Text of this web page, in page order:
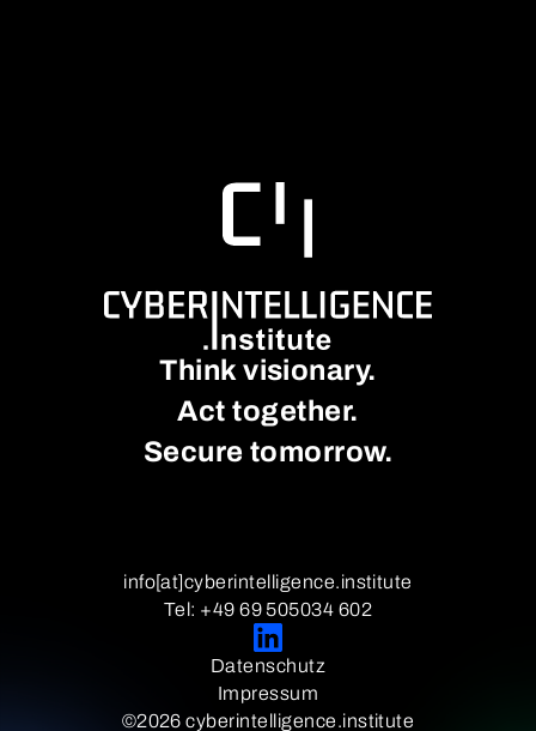
Think visionary.
Act together.
Secure tomorrow.
©2026 cyberintelligence.institute
Impressum
Datenschutz
Tel: +49 69 505034 602
info[at]cyberintelligence.institute